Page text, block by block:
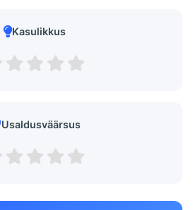
Kasulikkus
Usaldusväärsus